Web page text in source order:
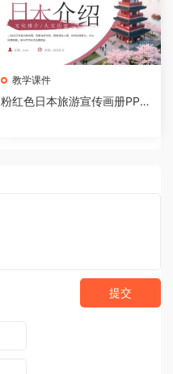
教学课件
粉红色日本旅游宣传画册PPT
提交